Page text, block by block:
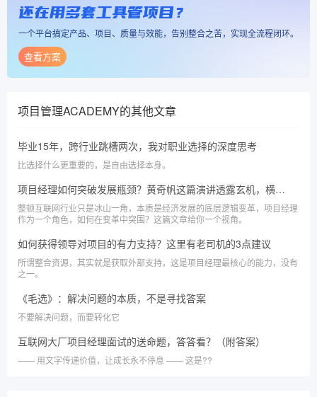
还在用多套工具管项目？
一个平台搞定产品、项目、质量与效能，告别整合之苦，实现全流程闭环。
查看方案
项目管理ACADEMY的其他文章
毕业15年，跨行业跳槽两次，我对职业选择的深度思考
比选择什么更重要的，是自由选择本身。
项目经理如何突破发展瓶颈？黄奇帆这篇演讲透露玄机，横看竖看只有2个字
整顿互联网行业只是冰山一角，本质是经济发展的底层逻辑变革，项目经理
作为一个角色，如何在变革中突围？这篇文章给你一个视角。
如何获得领导对项目的有力支持？这里有老司机的3点建议
所谓整合资源，其实就是获取外部支持，这是项目经理最核心的能力，没有
之一。
《毛选》：解决问题的本质，不是寻找答案
不要解决问题，而要转化它
互联网大厂项目经理面试的送命题，答答看？（附答案）
—— 用文字传递价值，让成长永不停息 —— 这是??